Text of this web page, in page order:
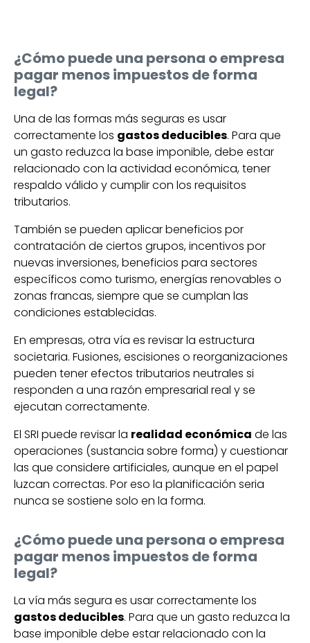
¿Cómo puede una persona o empresa
pagar menos impuestos de forma
legal?
Una de las formas más seguras es usar
correctamente los gastos deducibles. Para que
un gasto reduzca la base imponible, debe estar
relacionado con la actividad económica, tener
respaldo válido y cumplir con los requisitos
tributarios.
También se pueden aplicar beneficios por
contratación de ciertos grupos, incentivos por
nuevas inversiones, beneficios para sectores
específicos como turismo, energías renovables o
zonas francas, siempre que se cumplan las
condiciones establecidas.
En empresas, otra vía es revisar la estructura
societaria. Fusiones, escisiones o reorganizaciones
pueden tener efectos tributarios neutrales si
responden a una razón empresarial real y se
ejecutan correctamente.
El SRI puede revisar la realidad económica de las
operaciones (sustancia sobre forma) y cuestionar
las que considere artificiales, aunque en el papel
luzcan correctas. Por eso la planificación seria
nunca se sostiene solo en la forma.
¿Cómo puede una persona o empresa
pagar menos impuestos de forma
legal?
La vía más segura es usar correctamente los
gastos deducibles. Para que un gasto reduzca la
base imponible debe estar relacionado con la